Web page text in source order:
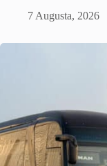
7 Augusta, 2026